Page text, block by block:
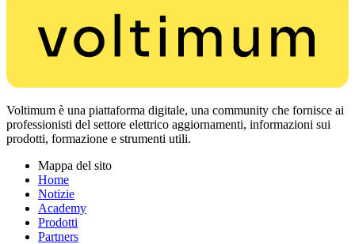
Voltimum è una piattaforma digitale, una community che fornisce ai
professionisti del settore elettrico aggiornamenti, informazioni sui
prodotti, formazione e strumenti utili.
Mappa del sito
Home
Notizie
Academy
Prodotti
Partners